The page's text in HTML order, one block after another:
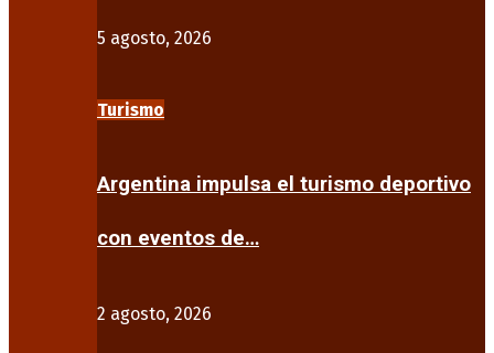
5 agosto, 2026
Turismo
Argentina impulsa el turismo deportivo
con eventos de…
2 agosto, 2026